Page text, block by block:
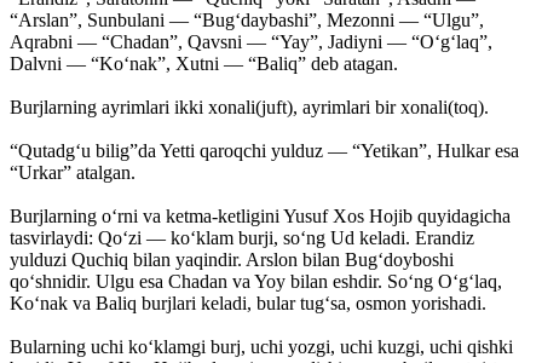
“Arslan”, Sunbulani — “Bug‘daybashi”, Mezonni — “Ulgu”,
Aqrabni — “Chadan”, Qavsni — “Yay”, Jadiyni — “O‘g‘laq”,
Dalvni — “Ko‘nak”, Xutni — “Baliq” deb atagan.
Burjlarning ayrimlari ikki xonali(juft), ayrimlari bir xonali(toq).
“Qutadg‘u bilig”da Yetti qaroqchi yulduz — “Yetikan”, Hulkar esa
“Urkar” atalgan.
Burjlarning o‘rni va ketma-ketligini Yusuf Xos Hojib quyidagicha
tasvirlaydi: Qo‘zi — ko‘klam burji, so‘ng Ud keladi. Erandiz
yulduzi Quchiq bilan yaqindir. Arslon bilan Bug‘doyboshi
qo‘shnidir. Ulgu esa Chadan va Yoy bilan eshdir. So‘ng O‘g‘laq,
Ko‘nak va Baliq burjlari keladi, bular tug‘sa, osmon yorishadi.
Bularning uchi ko‘klamgi burj, uchi yozgi, uchi kuzgi, uchi qishki